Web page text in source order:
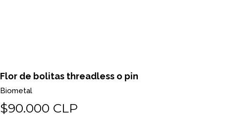
Flor de bolitas threadless o pin
Biometal
$90.000 CLP